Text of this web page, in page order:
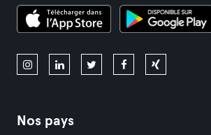
Nos pays